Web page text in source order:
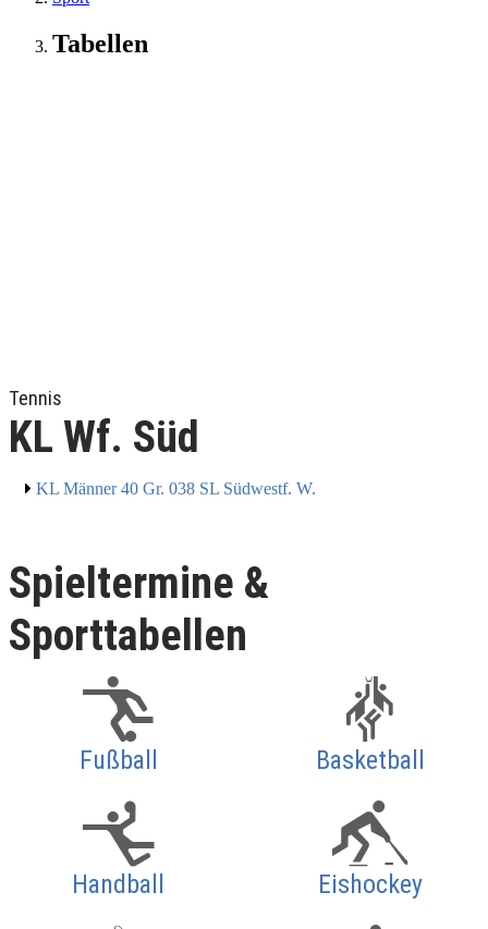
Tabellen
Tennis
KL Wf. Süd
KL Männer 40 Gr. 038 SL Südwestf. W.
Spieltermine &
Sporttabellen
Fußball Basketball
Handball Eishockey